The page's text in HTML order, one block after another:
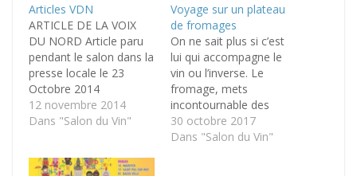
Articles VDN
ARTICLE DE LA VOIX
DU NORD Article paru
pendant le salon dans la
presse locale le 23
Octobre 2014
12 novembre 2014
Dans "Salon du Vin"
Voyage sur un plateau
de fromages
On ne sait plus si c’est
lui qui accompagne le
vin ou l’inverse. Le
fromage, mets
incontournable des
planches apéritives,
étale aussi ses
30 octobre 2017
Dans "Salon du Vin"